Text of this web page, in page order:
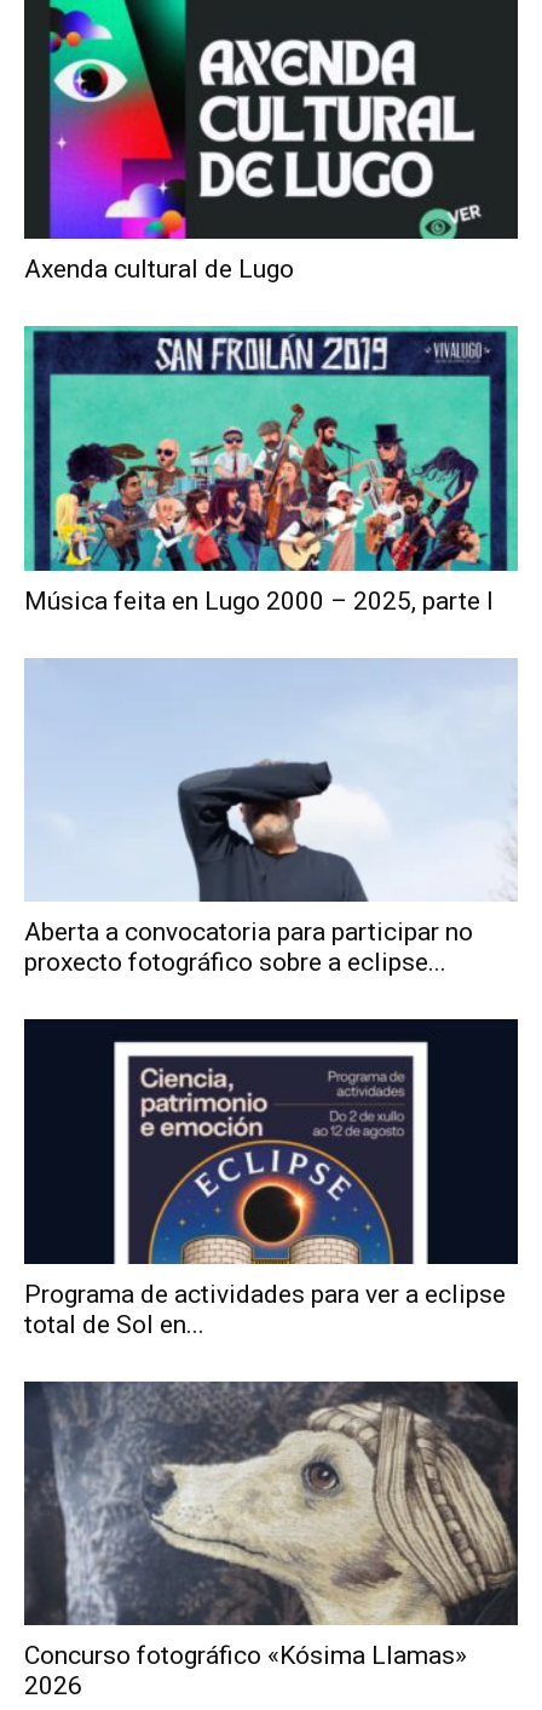
Axenda cultural de Lugo
Música feita en Lugo 2000 – 2025, parte I
Aberta a convocatoria para participar no
proxecto fotográfico sobre a eclipse...
Programa de actividades para ver a eclipse
total de Sol en...
Concurso fotográfico «Kósima Llamas»
2026